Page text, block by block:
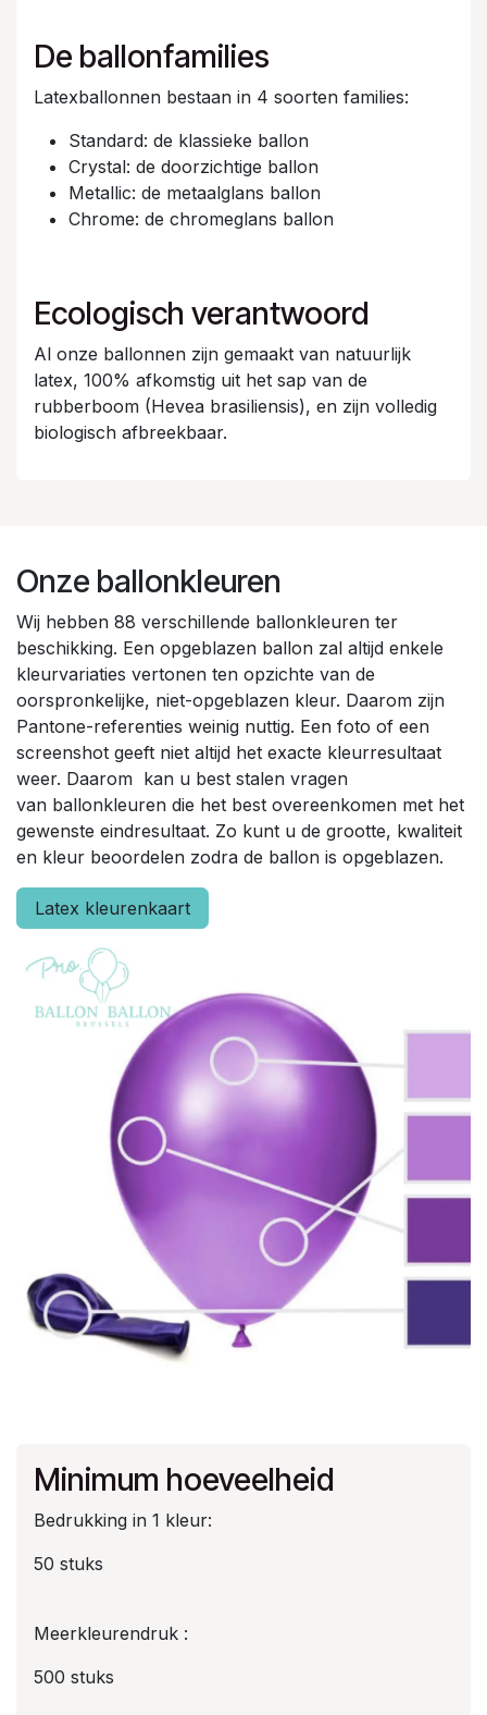
De ballonfamilies
Latexballonnen bestaan in 4 soorten families:
Standard: de klassieke ballon
Crystal: de doorzichtige ballon
Metallic: de metaalglans ballon
Chrome: de chromeglans ballon
Ecologisch verantwoord
Al onze ballonnen zijn gemaakt van natuurlijk
latex, 100% afkomstig uit het sap van de
rubberboom (Hevea brasiliensis), en zijn volledig
biologisch afbreekbaar.
Onze ballonkleuren
Wij hebben 88 verschillende ballonkleuren ter
beschikking. Een opgeblazen ballon zal altijd enkele
kleurvariaties vertonen ten opzichte van de
oorspronkelijke, niet-opgeblazen kleur. Daarom zijn
Pantone-referenties weinig nuttig. Een foto of een
screenshot geeft niet altijd het exacte kleurresultaat
weer. Daarom kan u best stalen vragen
van ballonkleuren die het best overeenkomen met het
gewenste eindresultaat. Zo kunt u de grootte, kwaliteit
en kleur beoordelen zodra de ballon is opgeblazen.
Latex kleurenkaart
Minimum hoeveelheid
Bedrukking in 1 kleur:
50 stuks
Meerkleurendruk :
500 stuks